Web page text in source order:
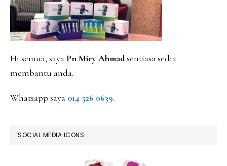
Hi semua, saya Pn Miey Ahmadsentiasa sedia
membantu anda.
Whatsapp saya 014 526 0639.
SOCIAL MEDIA ICONS